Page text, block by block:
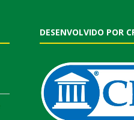
DESENVOLVIDO POR